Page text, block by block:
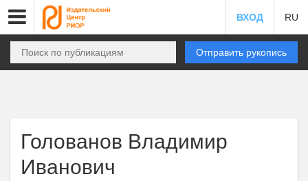
ВХОД RU
Отправить рукопись
Голованов Владимир
Иванович